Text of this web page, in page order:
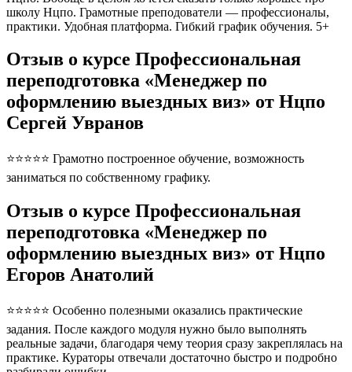
школу Нцпо. Грамотные преподователи — профессионалы,
практики. Удобная платформа. Гибкий график обучения. 5+
Отзыв о курсе Профессиональная
переподготовка «Менеджер по
оформлению выездных виз» от Нцпо
Сергей Увранов
⭐⭐⭐⭐⭐ Грамотно построенное обучение, возможность
заниматься по собственному графику.
Отзыв о курсе Профессиональная
переподготовка «Менеджер по
оформлению выездных виз» от Нцпо
Егоров Анатолий
⭐⭐⭐⭐⭐ Особенно полезными оказались практические
задания. После каждого модуля нужно было выполнять
реальные задачи, благодаря чему теория сразу закреплялась на
практике. Кураторы отвечали достаточно быстро и подробно